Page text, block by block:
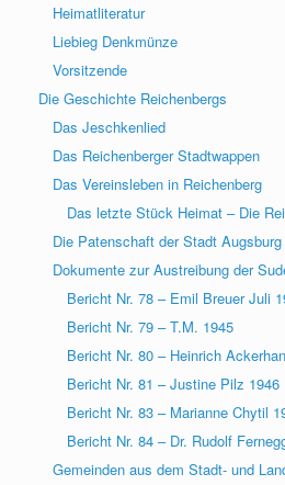
Heimatliteratur
Liebieg Denkmünze
Vorsitzende
Die Geschichte Reichenbergs
Das Jeschkenlied
Das Reichenberger Stadtwappen
Das Vereinsleben in Reichenberg
Das letzte Stück Heimat – Die
Die Patenschaft der Stadt Augsburg
Dokumente zur Austreibung der
Bericht Nr. 78 – Emil Breuer Juli
Bericht Nr. 79 – T.M. 1945
Bericht Nr. 80 – Heinrich
Bericht Nr. 81 – Justine Pilz 1946
Bericht Nr. 83 – Marianne Chytil
Bericht Nr. 84 – Dr. Rudolf
Gemeinden aus dem Stadt- und